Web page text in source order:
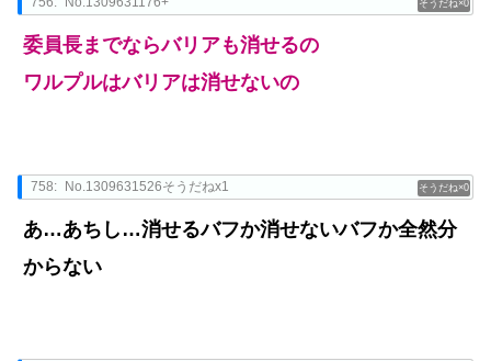
0
委員長までならバリアも消せるの
ワルプルはバリアは消せないの
0
758: No.1309631526そうだねx1
あ…あちし…消せるバフか消せないバフか全然分
からない